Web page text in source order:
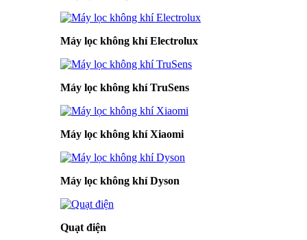
Máy lọc không khí Electrolux
Máy lọc không khí TruSens
Máy lọc không khí Xiaomi
Máy lọc không khí Dyson
Quạt điện